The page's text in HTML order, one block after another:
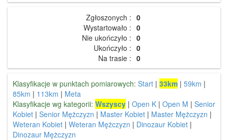
Zgłoszonych : 0
Wystartowało : 0
Nie ukończyło : 0
Ukończyło : 0
Na trasie : 0
Klasyfikacje w punktach pomiarowych: Start | 33km | 59km |
85km | 113km | Meta
Klasyfikacje wg kategorii: Wszyscy | Open K | Open M | Senior
Kobiet | Senior Mężczyzn | Master Kobiet | Master Mężczyzn |
Weteran Kobiet | Weteran Mężczyzn | Dinozaur Kobiet |
Dinozaur Mężczyzn